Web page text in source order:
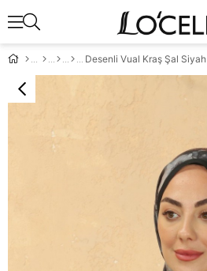
Desenli Vual Kraş Şal Siyah